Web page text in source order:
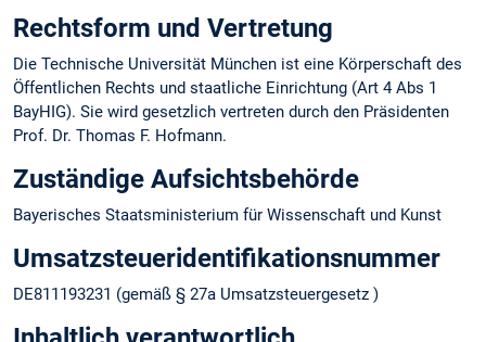
Rechtsform und Vertretung
Die Technische Universität München ist eine Körperschaft des
Öffentlichen Rechts und staatliche Einrichtung (Art 4 Abs 1
BayHIG). Sie wird gesetzlich vertreten durch den Präsidenten
Prof. Dr. Thomas F. Hofmann.
Zuständige Aufsichtsbehörde
Bayerisches Staatsministerium für Wissenschaft und Kunst
Umsatzsteuer­identifikations­nummer
DE811193231 (gemäß § 27a Umsatzsteuergesetz )